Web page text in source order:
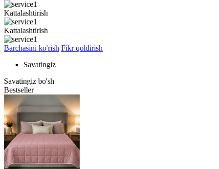
Kattalashtirish
Kattalashtirish
Barchasini ko'rish Fikr qoldirish
Savatingiz
Savatingiz bo'sh
Bestseller